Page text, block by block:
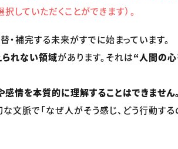
していただくことができます）。
補完する未来がすでに始まっています。
られない領域があります。それは“人間の
感情を本質的に理解することはできません
文脈で「なぜ人がそう感じ、どう行動す